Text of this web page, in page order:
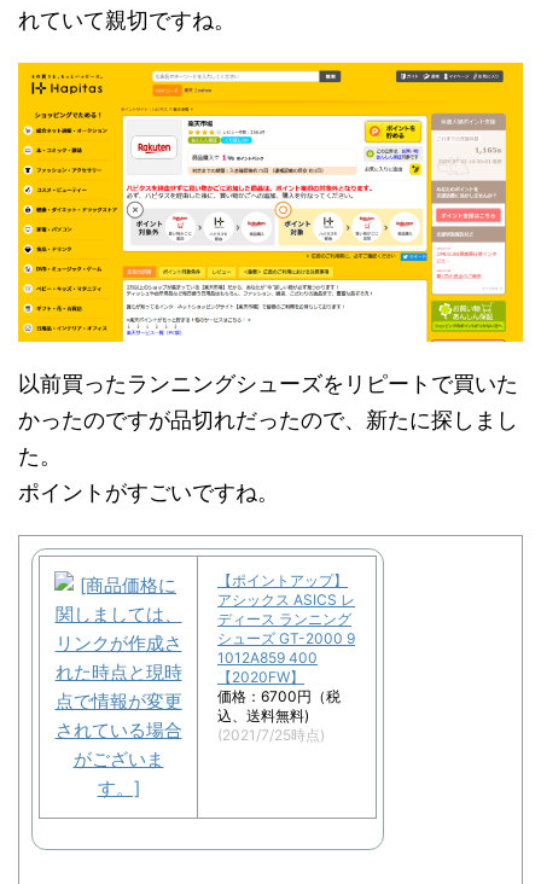
れていて親切ですね。
以前買ったランニングシューズをリピートで買いた
かったのですが品切れだったので、新たに探しまし
た。
ポイントがすごいですね。
【ポイントアップ】
アシックス ASICS レ
ディース ランニング
シューズ GT-2000 9
1012A859 400
【2020FW】
価格：6700円（税
込、送料無料)
(2021/7/25時点)